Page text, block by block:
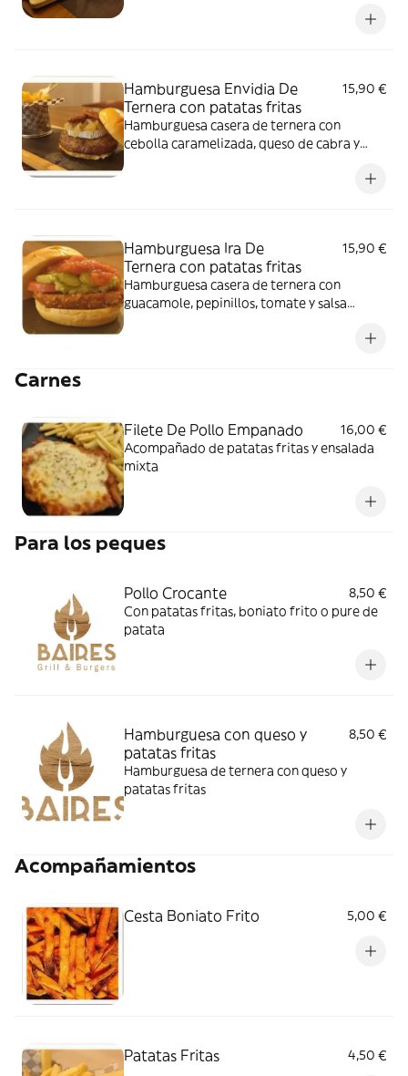
Hamburguesa Envidia De
Ternera con patatas fritas
15,90 €
Hamburguesa casera de ternera con
cebolla caramelizada, queso de cabra y
Hamburguesa Ira De
Ternera con patatas fritas
15,90 €
Hamburguesa casera de ternera con
guacamole, pepinillos, tomate y salsa
Carnes
Filete De Pollo Empanado
16,00 €
Acompañado de patatas fritas y ensalada
mixta
Para los peques
Pollo Crocante
8,50 €
Con patatas fritas, boniato frito o pure de
patata
Hamburguesa con queso y
patatas fritas
8,50 €
Hamburguesa de ternera con queso y
patatas fritas
Acompañamientos
Cesta Boniato Frito 5,00 €
Patatas Fritas 4,50 €